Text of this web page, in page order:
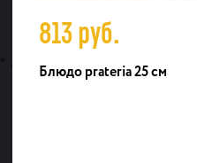
813руб.
Блюдо prateria 25 см